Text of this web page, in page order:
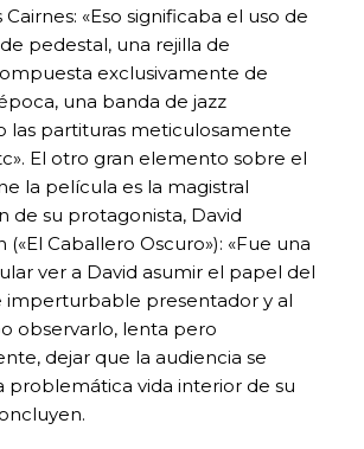
«Eso significaba el uso de
pedestal, una rejilla de
exclusivamente de
una banda de jazz
las partituras meticulosamente
El otro gran elemento sobre el
la película es la magistral
de su protagonista, David
(«El Caballero Oscuro»): «Fue una
ver a David asumir el papel del
imperturbable presentador y al
observarlo, lenta pero
dejar que la audiencia se
problemática vida interior de su